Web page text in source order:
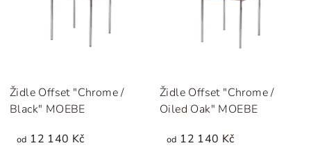
Židle Offset "Chrome /
Black" MOEBE
od 12 140 Kč
Židle Offset "Chrome /
Oiled Oak" MOEBE
od 12 140 Kč